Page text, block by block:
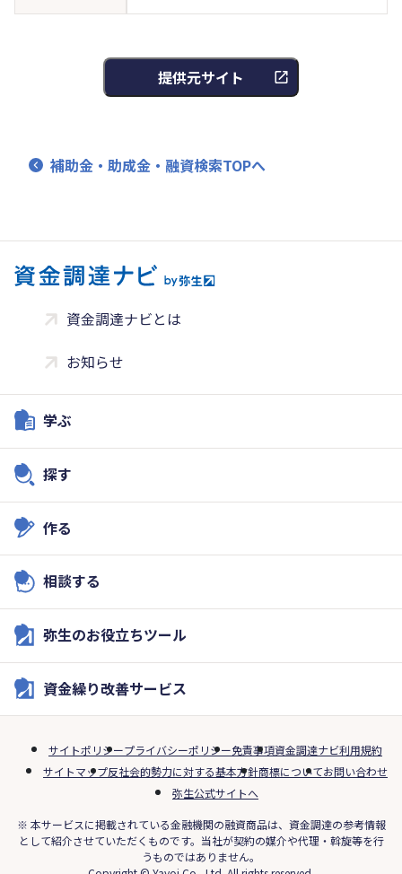
提供元サイト
補助金・助成金・融資検索TOPへ
資金調達ナビとは
お知らせ
学ぶ
探す
作る
相談する
弥生のお役立ちツール
資金繰り改善サービス
サイトポリシープライバシーポリシー免責事項資金調達ナビ利用規約
サイトマップ反社会的勢力に対する基本方針商標についてお問い合わせ
弥生公式サイトへ
※ 本サービスに掲載されている金融機関の融資商品は、資金調達の参考情報
として紹介させていただくものです。当社が契約の媒介や代理・斡旋等を行
うものではありません。